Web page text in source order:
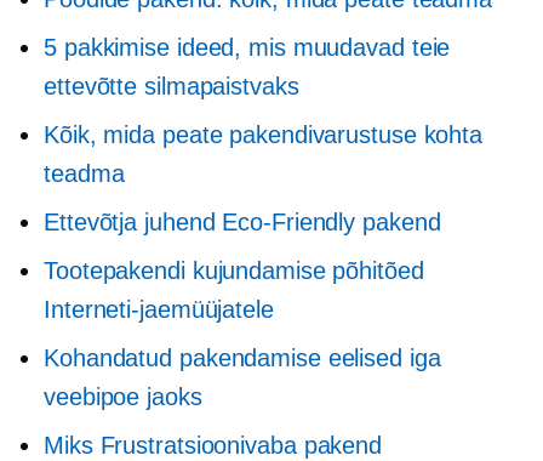
5 pakkimise ideed, mis muudavad teie
ettevõtte silmapaistvaks
Kõik, mida peate pakendivarustuse kohta
teadma
Ettevõtja juhend Eco-Friendly pakend
Tootepakendi kujundamise põhitõed
Interneti-jaemüüjatele
Kohandatud pakendamise eelised iga
veebipoe jaoks
Miks Frustratsioonivabapakend